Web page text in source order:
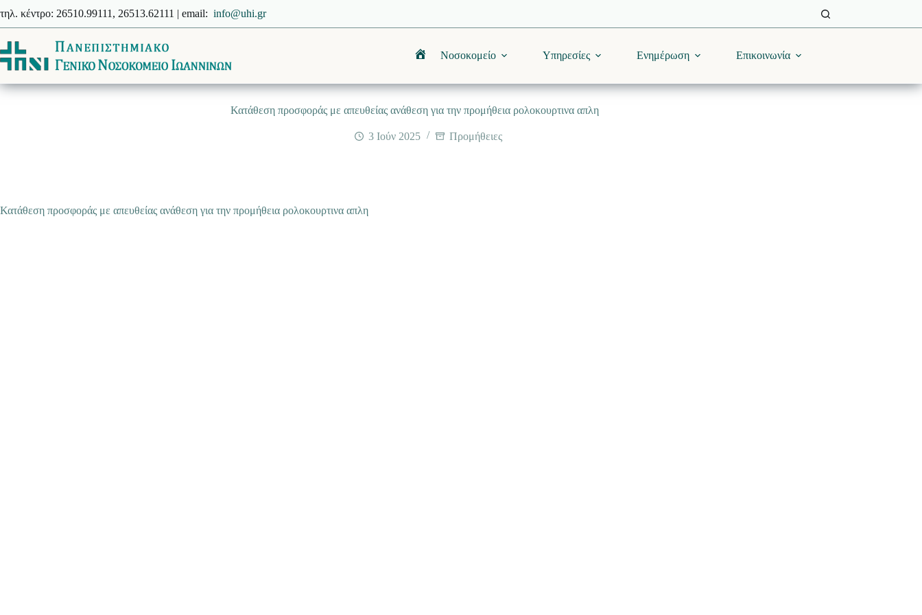
στο
περιεχόμενο
τηλ. κέντρο: 26510.99111, 26513.62111 | email: info@uhi.gr
ΑρχικήΝοσοκομείο Υπηρεσίες Ενημέρωση Επικοινωνία
Κατάθεση προσφοράς με απευθείας ανάθεση για την προμήθεια ρολοκουρτινα απλη
3 Ιούν 2025 Προμήθειες
Κατάθεση προσφοράς με απευθείας ανάθεση για την προμήθεια ρολοκουρτινα απλη